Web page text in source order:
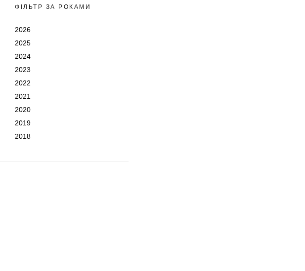
ФІЛЬТР ЗА РОКАМИ
2026
2025
2024
2023
2022
2021
2020
2019
2018